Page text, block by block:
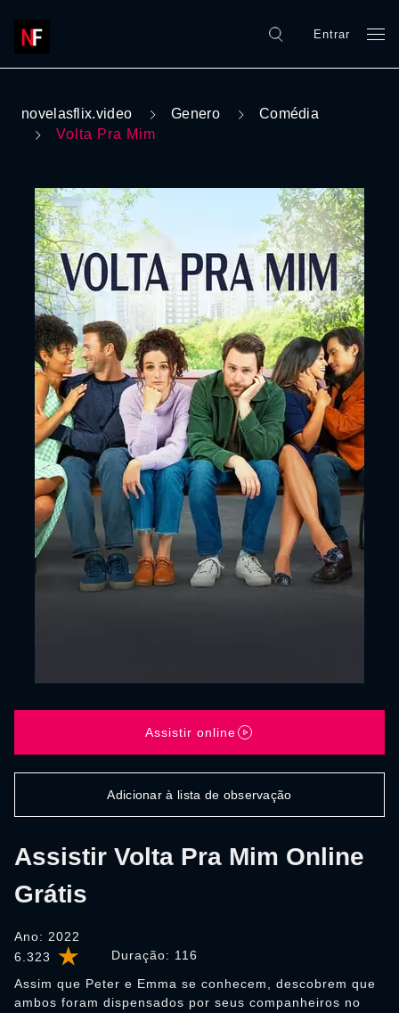
Entrar
novelasflix.video Genero
Comédia
Volta Pra Mim
6.323 Duração: 116
Assistir Volta Pra Mim Online
Grátis
Ano: 2022
Assim que Peter e Emma se conhecem, descobrem que
ambos foram dispensados por seus companheiros no
Assistir online
Adicionar à lista de observação